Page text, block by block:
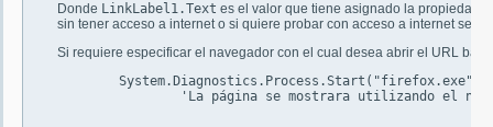
Donde LinkLabel1.Text es el valor que tiene asignado la propiedad
sin tener acceso a internet o si quiere probar con acceso a internet seria
Si requiere especificar el navegador con el cual desea abrir el URL
System.Diagnostics.Process.Start("firefox.exe",
'La página se mostrara utilizando el